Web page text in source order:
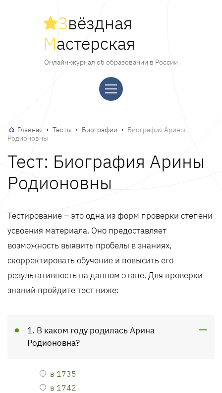
Звёздная
Мастерская
Онлайн-журнал об образовании в России
Главная Тесты Биографии
Биография Арины
Родионовны
Тест: Биография Арины
Родионовны
Тестирование – это одна из форм проверки степени
усвоения материала. Оно предоставляет
возможность выявить пробелы в знаниях,
скорректировать обучение и повысить его
результативность на данном этапе. Для проверки
знаний пройдите тест ниже:
1. В каком году родилась Арина
Родионовна?
в 1735
в 1742